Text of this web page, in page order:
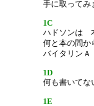
手に取ってみ
1C
ハドソンは
何と本の間か
バイタリン
1D
何も書いてな
1E